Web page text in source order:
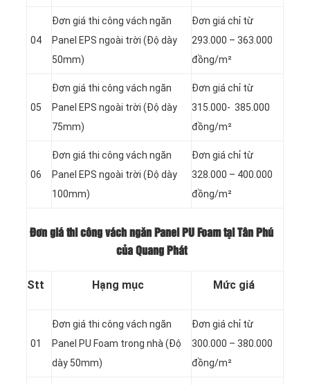
04
Đơn giá thi công vách ngăn
Panel EPS ngoài trời (Độ dày
50mm)
Đơn giá chỉ từ
293.000 – 363.000
đồng/m²
05
Đơn giá thi công vách ngăn
Panel EPS ngoài trời (Độ dày
75mm)
Đơn giá chỉ từ
315.000- 385.000
đồng/m²
06
Đơn giá thi công vách ngăn
Panel EPS ngoài trời (Độ dày
100mm)
Đơn giá chỉ từ
328.000 – 400.000
đồng/m²
Đơn giá thi công vách ngăn Panel PU Foam tại Tân Phú
của Quang Phát
Stt Hạng mục Mức giá
01
Đơn giá thi công vách ngăn
Panel PU Foam trong nhà (Độ
dày 50mm)
Đơn giá chỉ từ
300.000 – 380.000
đồng/m²